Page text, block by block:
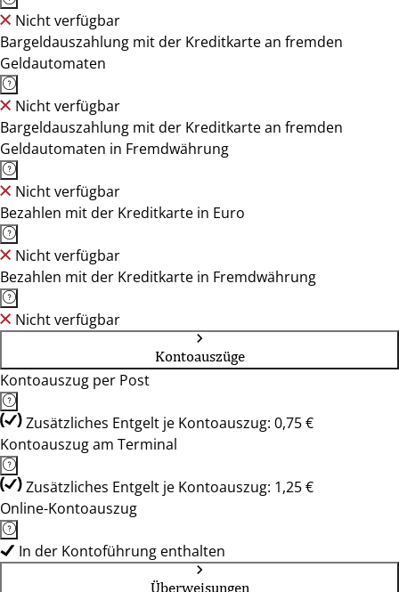
Nicht verfügbar
Bargeldauszahlung mit der Kreditkarte an fremden
Geldautomaten
Nicht verfügbar
Bargeldauszahlung mit der Kreditkarte an fremden
Geldautomaten in Fremdwährung
Nicht verfügbar
Bezahlen mit der Kreditkarte in Euro
Nicht verfügbar
Bezahlen mit der Kreditkarte in Fremdwährung
Nicht verfügbar
Kontoauszüge
Kontoauszug per Post
Zusätzliches Entgelt je Kontoauszug: 0,75 €
Kontoauszug am Terminal
Zusätzliches Entgelt je Kontoauszug: 1,25 €
Online-Kontoauszug
In der Kontoführung enthalten
Überweisungen